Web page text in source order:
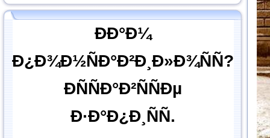
ÐÐ°Ð¼
Ð¿Ð¾Ð½ÑÐ°Ð²Ð¸Ð»Ð¾ÑÑ?
ÐÑÑÐ°Ð²ÑÑÐµ
Ð·Ð°Ð¿Ð¸ÑÑ.